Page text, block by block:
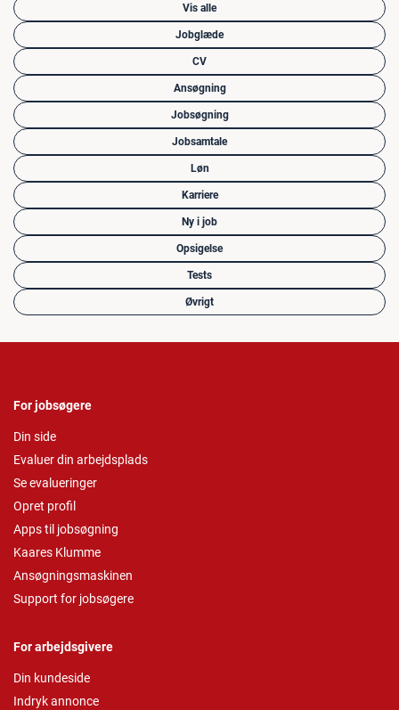
Vis alle
Jobglæde
CV
Ansøgning
Jobsøgning
Jobsamtale
Løn
Karriere
Ny i job
Opsigelse
Tests
Øvrigt
For jobsøgere
Din side
Evaluer din arbejdsplads
Se evalueringer
Opret profil
Apps til jobsøgning
Kaares Klumme
Ansøgningsmaskinen
Support for jobsøgere
For arbejdsgivere
Din kundeside
Indryk annonce